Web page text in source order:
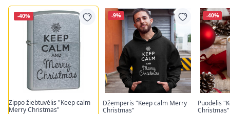
-40%
Zippo žiebtuvėlis "Keep calm
Merry Christmas"
-9%
Džemperis "Keep calm Merry
Christmas"
-40%
Puodelis
Christmas"